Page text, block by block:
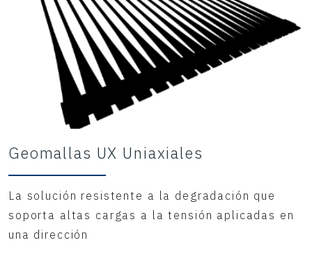
Geomallas UX Uniaxiales
La solución resistente a la degradación que
soporta altas cargas a la tensión aplicadas en
una dirección